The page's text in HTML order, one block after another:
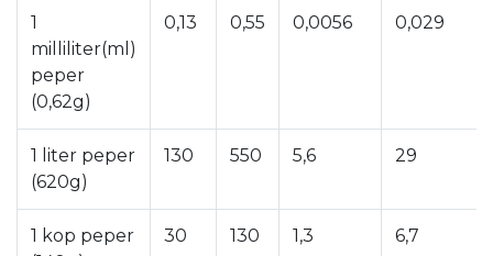
1
milliliter(ml)
peper
(0,62g)
0,13 0,55 0,0056 0,029
1 liter peper
(620g)
130 550 5,6 29
1 kop peper
30 130 1,3 6,7